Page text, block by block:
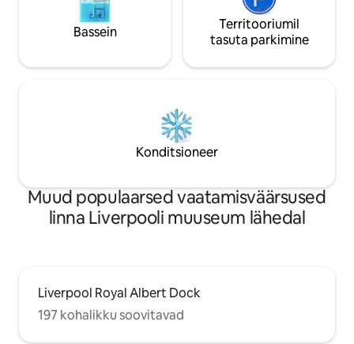
Bassein
Territooriumil
tasuta parkimine
Konditsioneer
Muud populaarsed vaatamisväärsused
linna Liverpooli muuseum lähedal
Liverpool Royal Albert Dock
197 kohalikku soovitavad